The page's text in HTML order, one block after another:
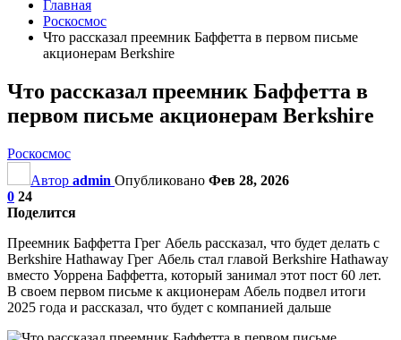
Главная
Роскосмос
Что рассказал преемник Баффетта в первом письме
акционерам Berkshire
Что рассказал преемник Баффетта в
первом письме акционерам Berkshire
Роскосмос
Автор admin Опубликовано Фев 28, 2026
0 24
Поделится
Преемник Баффетта Грег Абель рассказал, что будет делать с
Berkshire Hathaway Грег Абель стал главой Berkshire Hathaway
вместо Уоррена Баффетта, который занимал этот пост 60 лет.
В своем первом письме к акционерам Абель подвел итоги
2025 года и рассказал, что будет с компанией дальше